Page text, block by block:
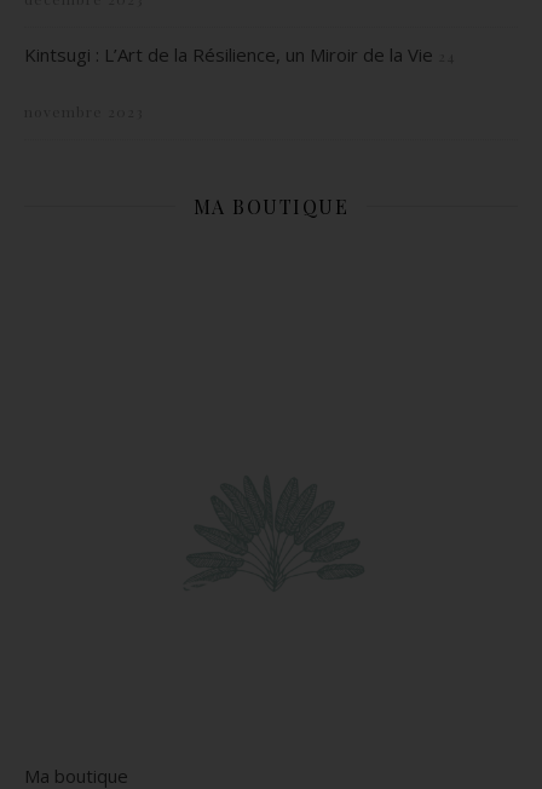
Kintsugi : L’Art de la Résilience, un Miroir de la Vie
MA BOUTIQUE
Ma boutique